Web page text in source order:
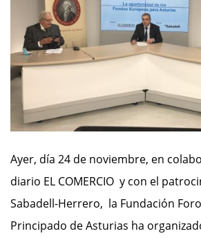
Ayer, día 24 de noviembre, en
diario EL COMERCIO y con el
Sabadell-Herrero, la Fundación
Principado de Asturias ha